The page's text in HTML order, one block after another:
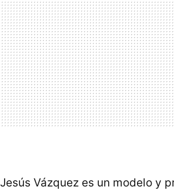
Jesús Vázquez es un modelo y